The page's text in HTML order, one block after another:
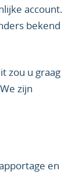
account.
bekend
zou u graag
zijn
en